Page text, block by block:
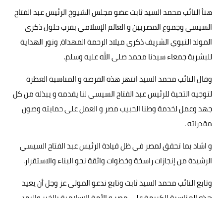
الصحه والجمال
فن المطبخ
مقالات
هنأ النائب محمد السيد ثابت عضو مجلس الشيوخ الرئيس عبد الفتاح
السيسي وجموع المصريين و العالم الإسلامي بقرب حلول ذكرى
المولد النبوي الشريف ذكرى ميلاد الرحمة المهداة، ونور الهداية
للبشرية جمعاء سيدنا محمد صلى الله عليه وسلم.
وقال النائب محمد السيد انتهز هذه الفرصة و المناسبة العطرة
لتوجيه التحية للرئيس عبد الفتاح السيسي لنا يقدمه و يبذله من كل
جهد وعمل لخدمة وطنا الحبيب مصر و العمل على حمايته وصون
مقدراته .
و اشاد بما تحقق لمصر في ظل قيادة الرئيس عبد الفتاح السيسي
الرشيدة من إنجازات راسخة وخطوات واثقة نحو البناء والاستقرار.
وتابع النائب محمد السيد ثابت وتابع ندعو المولى عز وجل أن يعيد